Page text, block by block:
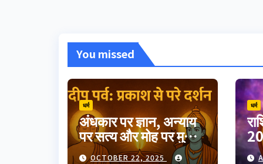
You missed
धर्म
अंधकार पर ज्ञान, अन्याय
पर सत्य और मोह पर मुक्ति
का उत्सव दीपावली।
OCTOBER 22, 2025
धर्म